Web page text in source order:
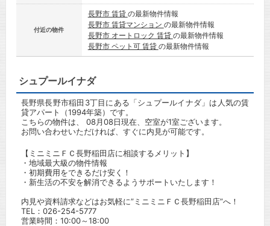
付近の物件
長野市 賃貸 の最新物件情報
長野市 賃貸マンション の最新物件情報
長野市 オートロック 賃貸 の最新物件情報
長野市 ペット可 賃貸 の最新物件情報
シュプールイナダ
長野県長野市稲田3丁目にある「シュプールイナダ」は人気の賃
貸アパート（1994年築）です。
こちらの物件は、 08月08日現在、空室が1室ございます。
お問い合わせいただければ、すぐに内見が可能です。
【ミニミニＦＣ長野稲田店に相談するメリット】
・地域最大級の物件情報
・初期費用をできるだけ安く！
・新生活の不安を解消できるようサポートいたします！
内見や資料請求などはお気軽に”ミニミニＦＣ長野稲田店”へ！
TEL： 026-254-5777
営業時間：10:00～18:00